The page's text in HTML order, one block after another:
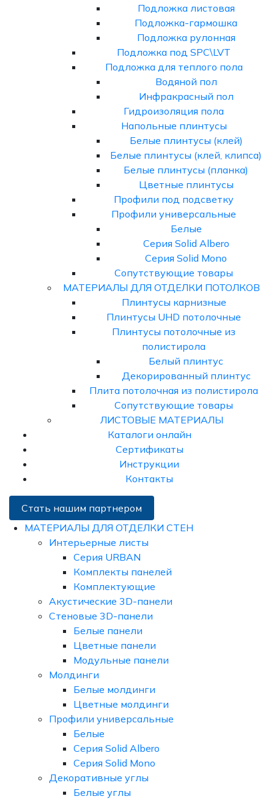
Подложка листовая
Подложка-гармошка
Подложка рулонная
Подложка под SPC\LVT
Подложка для теплого пола
Водяной пол
Инфракрасный пол
Гидроизоляция пола
Напольные плинтусы
Белые плинтусы (клей)
Белые плинтусы (клей, клипса)
Белые плинтусы (планка)
Цветные плинтусы
Профили под подсветку
Профили универсальные
Белые
Серия Solid Albero
Серия Solid Mono
Сопутствующие товары
МАТЕРИАЛЫ ДЛЯ ОТДЕЛКИ ПОТОЛКОВ
Плинтусы карнизные
Плинтусы UHD потолочные
Плинтусы потолочные из
полистирола
Белый плинтус
Декорированный плинтус
Плита потолочная из полистирола
Сопутствующие товары
ЛИСТОВЫЕ МАТЕРИАЛЫ
Каталоги онлайн
Сертификаты
Инструкции
Контакты
Стать нашим партнером
МАТЕРИАЛЫ ДЛЯ ОТДЕЛКИ СТЕН
Интерьерные листы
Серия URBAN
Комплекты панелей
Комплектующие
Акустические 3D-панели
Стеновые 3D-панели
Белые панели
Цветные панели
Модульные панели
Молдинги
Белые молдинги
Цветные молдинги
Профили универсальные
Белые
Серия Solid Albero
Серия Solid Mono
Декоративные углы
Белые углы